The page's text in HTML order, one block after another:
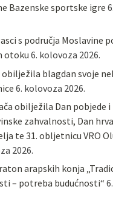
Bazenske sportske igre
s područja Moslavine
otoku6. kolovoza 2026.
blagdan svoje
6. kolovoza 2026.
obilježila Dan pobjede i
zahvalnosti, Dan
te 31. obljetnicu VRO
2026.
arapskih konja
– potreba budućnosti“